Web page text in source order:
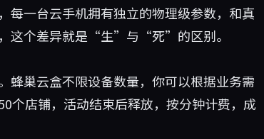
每一台云手机拥有独立的物理级参数，和真
这个差异就是“生”与“死”的区别。
蜂巢云盒不限设备数量，你可以根据业务需
个店铺，活动结束后释放，按分钟计费，成